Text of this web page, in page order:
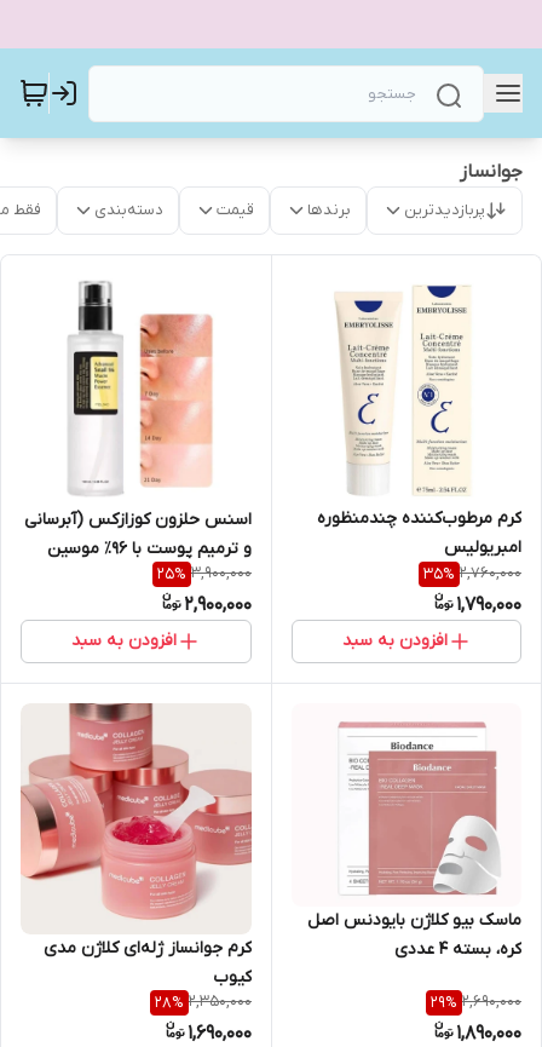
جوانساز
پربازدیدترین برندها قیمت دسته‌بندی فقط
کرم مرطوب‌کننده چندمنظوره
امبریولیس
2,760,000
35%
1,790,000
افزودن به سبد
اسنس حلزون کوزازکس (آبرسانی
و ترمیم پوست با ۹۶٪ موسین
حلزون​)
3,900,000
25%
2,900,000
افزودن به سبد
ماسک بیو کلاژن بایودنس اصل
کره، بسته ۴ عددی
2,690,000
29%
1,890,000
کرم جوانساز ژله‌ای کلاژن مدی
کیوب
2,350,000
28%
1,690,000